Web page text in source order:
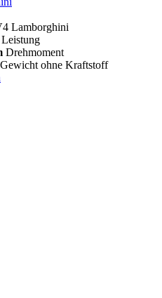
Lamborghini
Leistung
Drehmoment
Gewicht ohne Kraftstoff